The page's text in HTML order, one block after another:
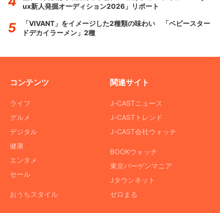
ux新人発掘オーディション2026」リポート
「VIVANT」をイメージした2種類の味わい 「ベビースター
ドデカイラーメン」2種
コンテンツ
ライフ
グルメ
デジタル
健康
エンタメ
セール
おうちスタイル
関連サイト
J-CASTニュース
J-CASTトレンド
J-CAST会社ウォッチ
BOOKウォッチ
東京バーゲンマニア
Jタウンネット
ゼロまる